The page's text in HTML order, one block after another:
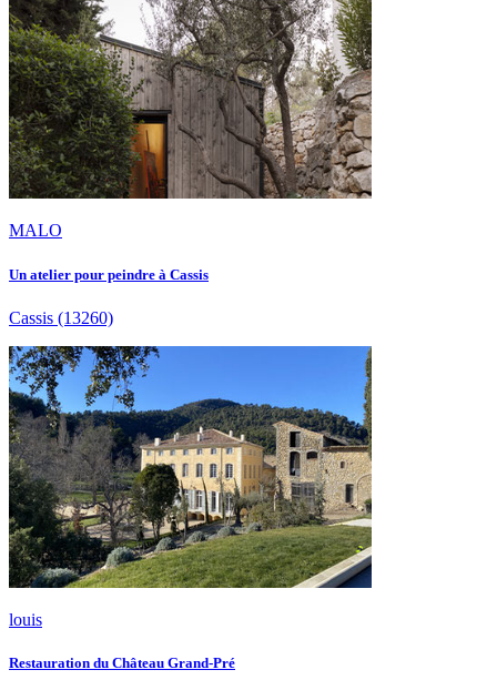
MALO
Un atelier pour peindre à Cassis
Cassis (13260)
louis
Restauration du Château Grand-Pré